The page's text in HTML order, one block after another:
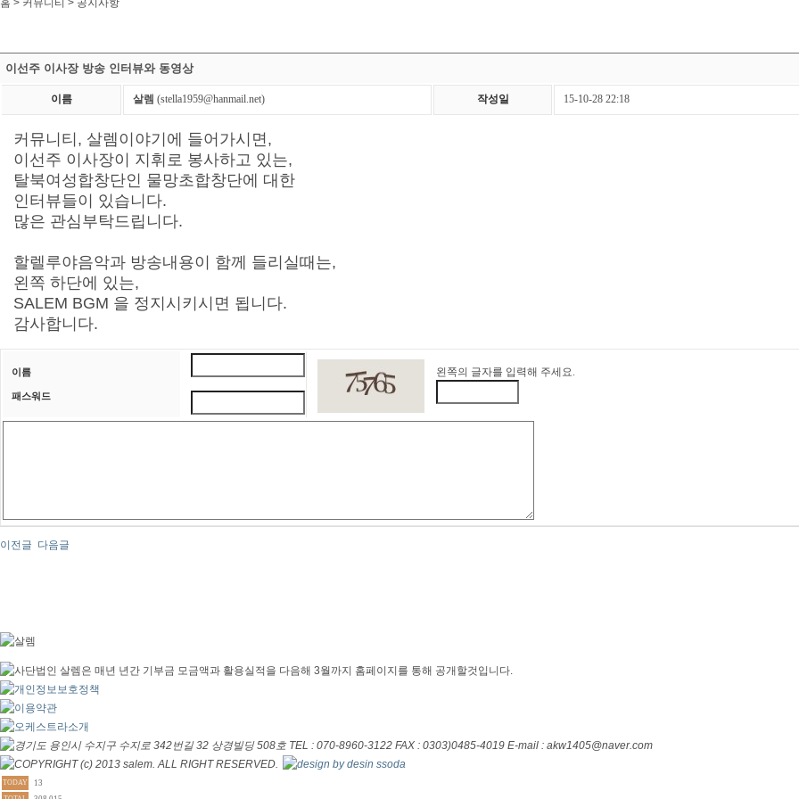
홈 > 커뮤니티 > 공지사항
이선주 이사장 방송 인터뷰와 동영상
이름 살렘 (stella1959@hanmail.net) 작성일 15-10-28 22:18
커뮤니티, 살렘이야기에 들어가시면,
이선주 이사장이 지휘로 봉사하고 있는,
탈북여성합창단인 물망초합창단에 대한
인터뷰들이 있습니다.
많은 관심부탁드립니다.
할렐루야음악과 방송내용이 함께 들리실때는,
왼쪽 하단에 있는,
SALEM BGM 을 정지시키시면 됩니다.
감사합니다.
이름
패스워드
왼쪽의 글자를 입력해 주세요.
이전글 다음글
TODAY 13